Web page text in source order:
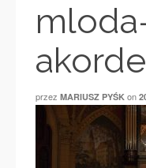
przez MARIUSZ PYŚK on